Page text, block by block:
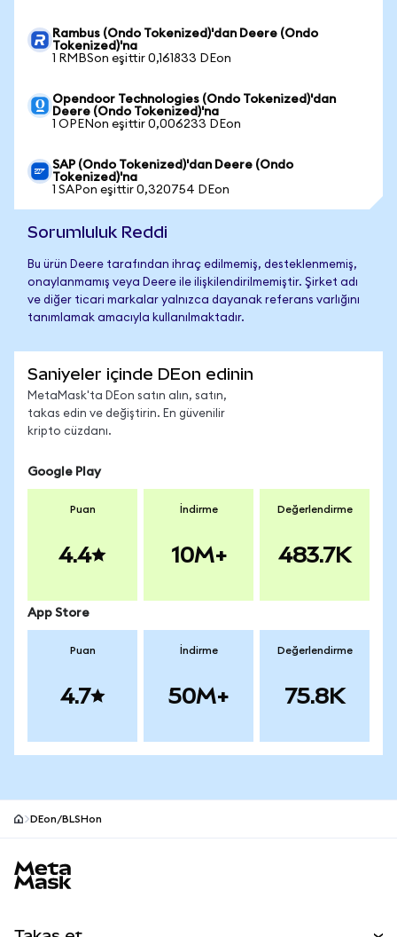
Rambus (Ondo Tokenized)'dan Deere (Ondo
Tokenized)'na
1 RMBSon eşittir 0,161833 DEon
Opendoor Technologies (Ondo Tokenized)'dan
Deere (Ondo Tokenized)'na
1 OPENon eşittir 0,006233 DEon
SAP (Ondo Tokenized)'dan Deere (Ondo
Tokenized)'na
1 SAPon eşittir 0,320754 DEon
Sorumluluk Reddi
Bu ürün Deere tarafından ihraç edilmemiş, desteklenmemiş,
onaylanmamış veya Deere ile ilişkilendirilmemiştir. Şirket adı
ve diğer ticari markalar yalnızca dayanak referans varlığını
tanımlamak amacıyla kullanılmaktadır.
Saniyeler içinde DEon edinin
MetaMask'ta DEon satın alın, satın,
takas edin ve değiştirin. En güvenilir
kripto cüzdanı.
Google Play
Puan
4.4
İndirme
10M+
Değerlendirme
483.7K
App Store
Puan
4.7
İndirme
50M+
Değerlendirme
75.8K
DEon/BLSHon